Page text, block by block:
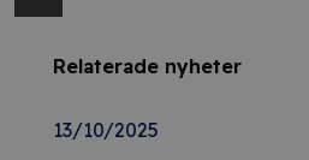
Relaterade nyheter
13/10/2025